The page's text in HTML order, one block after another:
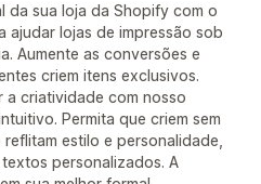
da sua loja da Shopify com o
ajudar lojas de impressão sob
Aumente as conversões e
criem itens exclusivos.
a criatividade com nosso
Permita que criem sem
estilo e personalidade,
personalizados. A